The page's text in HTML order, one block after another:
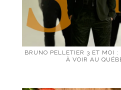
BRUNO PELLETIER 3 ET MOI :
À VOIR AU